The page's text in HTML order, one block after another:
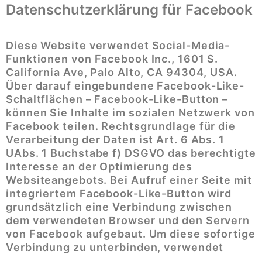
Datenschutzerklärung für Facebook
Diese Website verwendet Social-Media-
Funktionen von Facebook Inc., 1601 S.
California Ave, Palo Alto, CA 94304, USA.
Über darauf eingebundene Facebook-Like-
Schaltflächen – Facebook-Like-Button –
können Sie Inhalte im sozialen Netzwerk von
Facebook teilen. Rechtsgrundlage für die
Verarbeitung der Daten ist Art. 6 Abs. 1
UAbs. 1 Buchstabe f) DSGVO das berechtigte
Interesse an der Optimierung des
Websiteangebots. Bei Aufruf einer Seite mit
integriertem Facebook-Like-Button wird
grundsätzlich eine Verbindung zwischen
dem verwendeten Browser und den Servern
von Facebook aufgebaut. Um diese sofortige
Verbindung zu unterbinden, verwendet